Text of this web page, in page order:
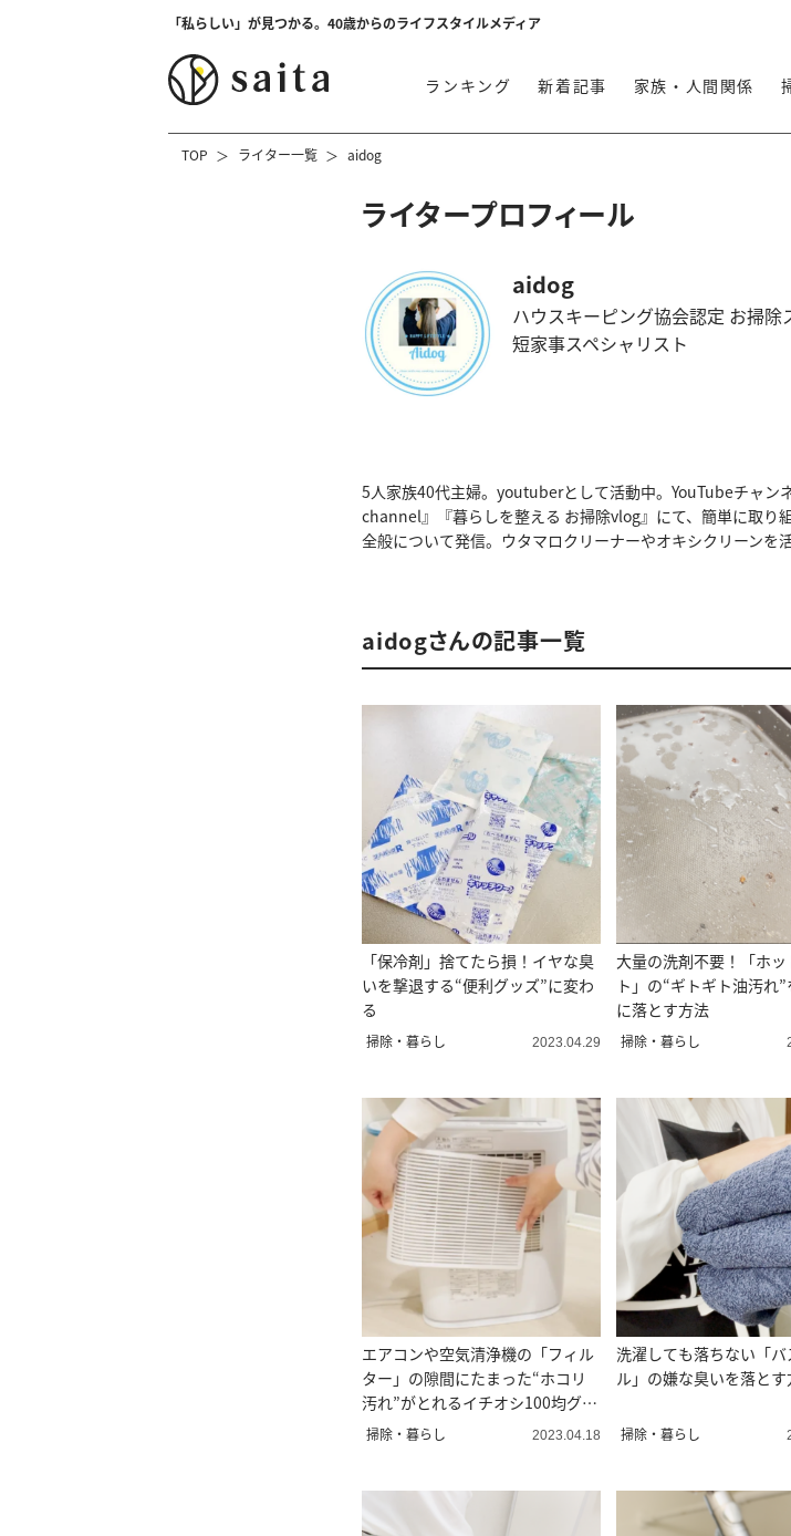
「私らしい」が見つかる。40歳からのライフスタイルメディア
ランキング 新着記事 家族・人間関係
TOP ライター一覧 aidog
ライタープロフィール
aidog
ハウスキーピング協会認定 お掃
短家事スペシャリスト
5人家族40代主婦。youtuberとして活動中。YouTubeチャン
channel』『暮らしを整える お掃除vlog』にて、簡単に取り
全般について発信。ウタマロクリーナーやオキシクリーンを
aidogさんの記事一覧
「保冷剤」捨てたら損！イヤな臭
いを撃退する“便利グッズ”に変わ
る
掃除・暮らし 2023.04.29
大量の洗剤不要！「ホッ
ト」の“ギトギト油汚れ
に落とす方法
掃除・暮らし
エアコンや空気清浄機の「フィル
ター」の隙間にたまった“ホコリ
汚れ”がとれるイチオシ100均グッ
ズとは
掃除・暮らし 2023.04.18
洗濯しても落ちない「バ
ル」の嫌な臭いを落とす
掃除・暮らし